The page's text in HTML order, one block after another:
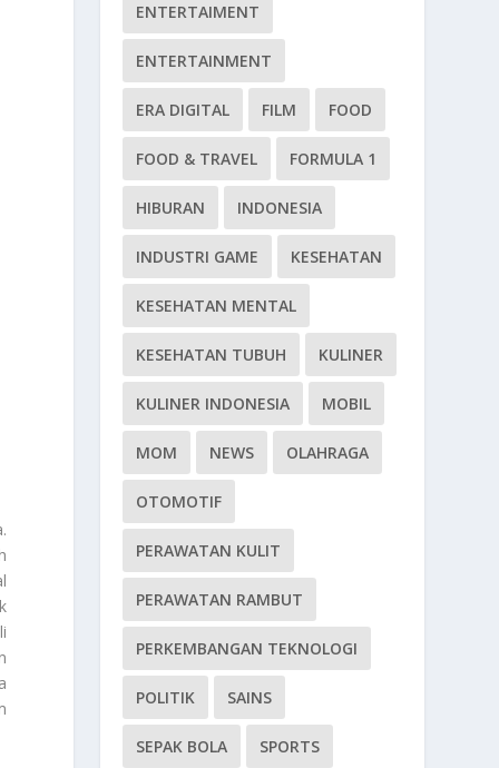
ENTERTAIMENT
ENTERTAINMENT
ERA DIGITAL FILM FOOD
FOOD & TRAVEL FORMULA 1
HIBURAN INDONESIA
INDUSTRI GAME KESEHATAN
KESEHATAN MENTAL
KESEHATAN TUBUH KULINER
KULINER INDONESIA MOBIL
MOM NEWS OLAHRAGA
OTOMOTIF
PERAWATAN KULIT
PERAWATAN RAMBUT
PERKEMBANGAN TEKNOLOGI
POLITIK SAINS
SEPAK BOLA SPORTS